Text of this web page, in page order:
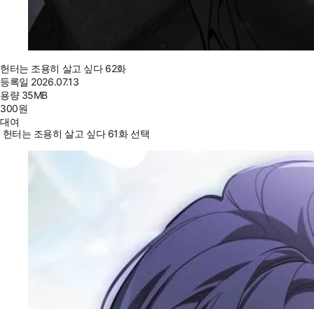
헌터는 조용히 살고 싶다 62화
등록일 2026.07.13
용량 35MB
300원
대여
헌터는 조용히 살고 싶다 61화 선택